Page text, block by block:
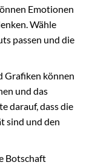
Emotionen
Wähle
passen und die
Grafiken können
und das
darauf, dass die
sind und den
Botschaft